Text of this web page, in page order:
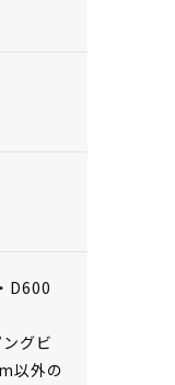
D600
グビ
以外の